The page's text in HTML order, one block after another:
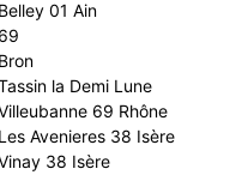
01 Ain
la Demi Lune
69 Rhône
Avenieres 38 Isère
38 Isère